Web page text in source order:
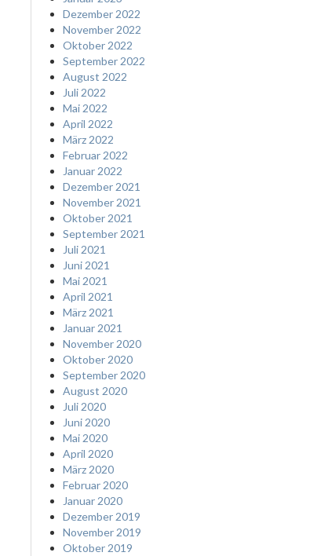
Dezember 2022
November 2022
Oktober 2022
September 2022
August 2022
Juli 2022
Mai 2022
April 2022
März 2022
Februar 2022
Januar 2022
Dezember 2021
November 2021
Oktober 2021
September 2021
Juli 2021
Juni 2021
Mai 2021
April 2021
März 2021
Januar 2021
November 2020
Oktober 2020
September 2020
August 2020
Juli 2020
Juni 2020
Mai 2020
April 2020
März 2020
Februar 2020
Januar 2020
Dezember 2019
November 2019
Oktober 2019